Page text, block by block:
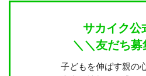
サカイク公
＼＼友だち募
子どもを伸ばす親の